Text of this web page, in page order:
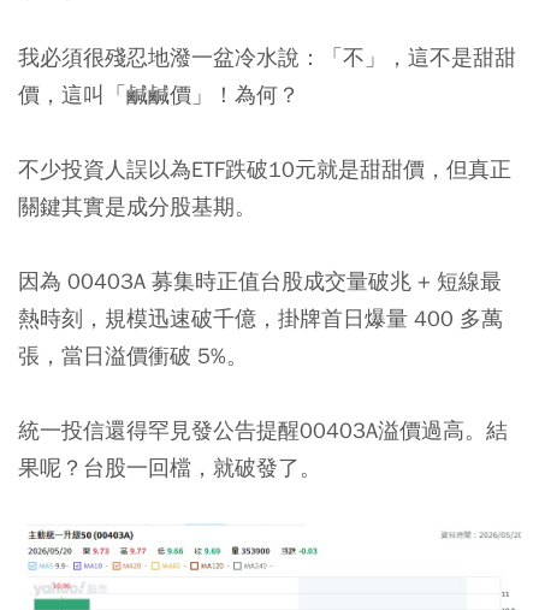
我必須很殘忍地潑一盆冷水說：
「不」，這不是甜甜
價，這叫「鹹鹹價」！為何？
不少投資人誤以為ETF跌破10元就是甜甜價，但真正
關鍵其實是成分股基期。
因為 00403A 募集時正值台股成交量破兆 + 短線最
熱時刻，規模迅速破千億，掛牌首日爆量 400 多萬
張，當日溢價衝破 5%。
統一投信還得罕見發公告提醒00403A溢價過高。結
果呢？台股一回檔，就破發了。